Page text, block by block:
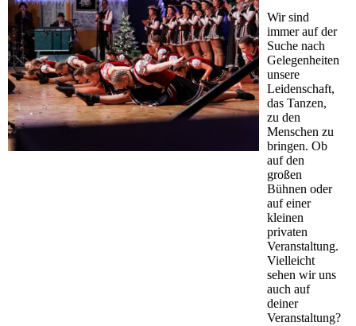
Wir sind
immer auf der
Suche nach
Gelegenheiten
unsere
Leidenschaft,
das Tanzen,
zu den
Menschen zu
bringen. Ob
auf den
großen
Bühnen oder
auf einer
kleinen
privaten
Veranstaltung.
Vielleicht
sehen wir uns
auch auf
deiner
Veranstaltung?